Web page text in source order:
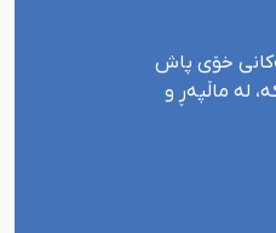
خۆی پاش
لە ماڵپەڕ و